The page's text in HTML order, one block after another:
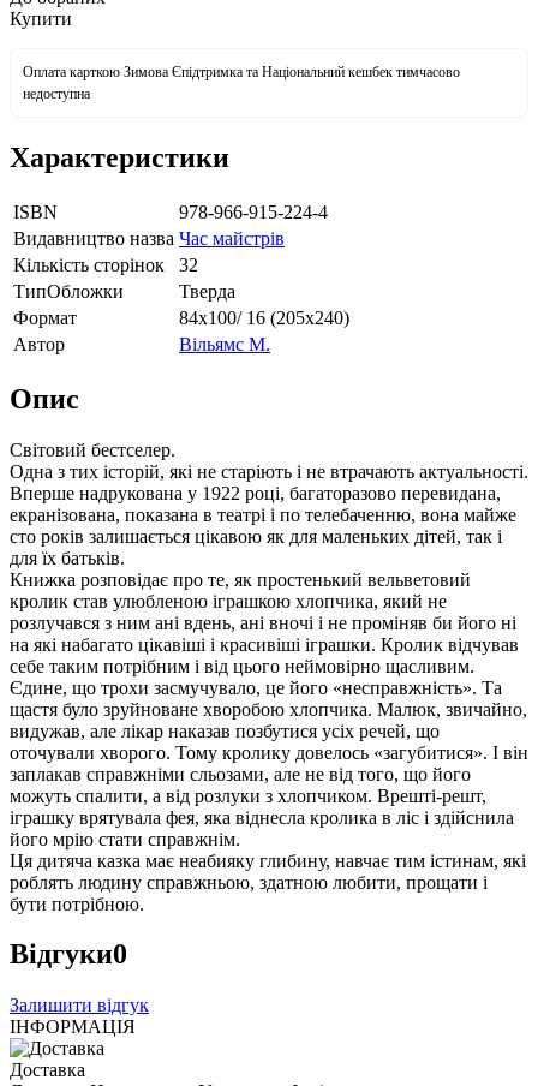
Купити
Оплата карткою Зимова Єпідтримка та Національний кешбек тимчасово
недоступна
Характеристики
ISBN
978-966-915-224-4
Видавництво назва Час майстрів
Кількість сторінок
32
ТипОбложки
Тверда
Формат
84х100/ 16 (205х240)
Автор
Вільямс М.
Опис
Світовий бестселер.
Одна з тих історій, які не старіють і не втрачають актуальності.
Вперше надрукована у 1922 році, багаторазово перевидана,
екранізована, показана в театрі і по телебаченню, вона майже
сто років залишається цікавою як для маленьких дітей, так і
для їх батьків.
Книжка розповідає про те, як простенький вельветовий
кролик став улюбленою іграшкою хлопчика, який не
розлучався з ним ані вдень, ані вночі і не проміняв би його ні
на які набагато цікавіші і красивіші іграшки. Кролик відчував
себе таким потрібним і від цього неймовірно щасливим.
Єдине, що трохи засмучувало, це його «несправжність». Та
щастя було зруйноване хворобою хлопчика. Малюк, звичайно,
видужав, але лікар наказав позбутися усіх речей, що
оточували хворого. Тому кролику довелось «загубитися». І він
заплакав справжніми сльозами, але не від того, що його
можуть спалити, а від розлуки з хлопчиком. Врешті-решт,
іграшку врятувала фея, яка віднесла кролика в ліс і здійснила
його мрію стати справжнім.
Ця дитяча казка має неабияку глибину, навчає тим істинам, які
роблять людину справжньою, здатною любити, прощати і
бути потрібною.
Відгуки0
Залишити відгук
ІНФОРМАЦІЯ
Доставка